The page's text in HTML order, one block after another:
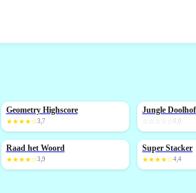
NIEUW
Geometry Highscore
★★★★☆3,7
NIEUW
Jungle Doolhof
☆☆☆☆☆0,0
Raad het Woord
★★★★☆3,9
NIEUW
Super Stacker
★★★★☆4,4